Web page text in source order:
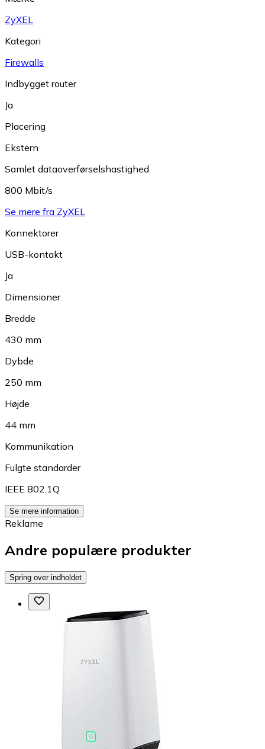
ZyXEL
Kategori
Firewalls
Indbygget router
Ja
Placering
Ekstern
Samlet dataoverførselshastighed
800 Mbit/s
Se mere fra ZyXEL
Konnektorer
USB-kontakt
Ja
Dimensioner
Bredde
430 mm
Dybde
250 mm
Højde
44 mm
Kommunikation
Fulgte standarder
IEEE 802.1Q
Se mere information
Reklame
Andre populære produkter
Spring over indholdet